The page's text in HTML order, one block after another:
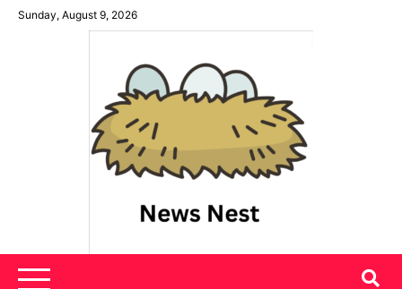
SkipSunday, August 9, 2026